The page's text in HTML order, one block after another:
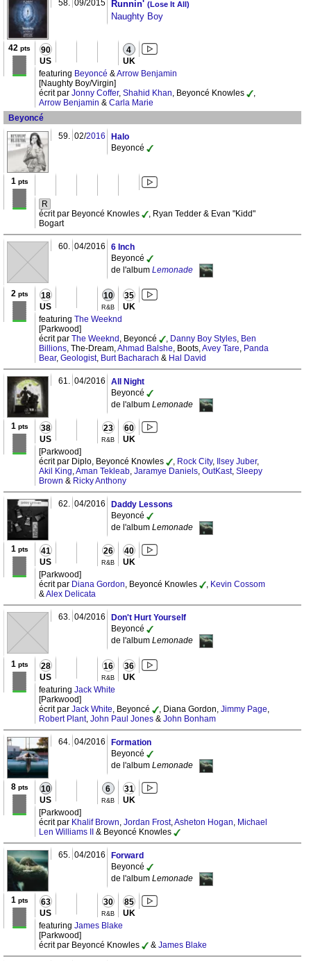
58. 09/2015 Runnin' (Lose It All)
Naughty Boy
42 pts 90
US
4
UK
featuring Beyoncé &Arrow Benjamin
[Naughty Boy/Virgin]
écrit par Jonny Coffer, Shahid Khan, Beyoncé Knowles
,
Arrow Benjamin & Carla Marie
Beyoncé
59. 02/2016
Halo
Beyoncé
1pts
R
écrit par Beyoncé Knowles
, Ryan Tedder & Evan "Kidd"
Bogart
60. 04/2016
6 Inch
Beyoncé
de l'album Lemonade
2pts 18
US
10
R&B
35
UK
featuring The Weeknd
[Parkwood]
écrit par The Weeknd , Beyoncé , Danny Boy Styles, Ben
Billions, The-Dream,Ahmad Balshe, Boots,Avey Tare, Panda
Bear, Geologist, Burt Bacharach & Hal David
61. 04/2016
All Night
Beyoncé
de l'album Lemonade
1pts 38
US
23
R&B
60
UK
[Parkwood]
écrit par Diplo, Beyoncé Knowles
, Rock City, Ilsey Juber,
Akil King,Aman Tekleab, Jaramye Daniels, OutKast, Sleepy
Brown & Ricky Anthony
62. 04/2016
Daddy Lessons
Beyoncé
de l'album Lemonade
1pts 41
US
26
R&B
40
UK
[Parkwood]
écrit par Diana Gordon, Beyoncé Knowles , Kevin Cossom
&Alex Delicata
63. 04/2016
Don't Hurt Yourself
Beyoncé
de l'album Lemonade
1pts 28
US
16
R&B
36
UK
featuring Jack White
[Parkwood]
écrit par Jack White, Beyoncé , Diana Gordon, Jimmy Page,
Robert Plant, John Paul Jones & John Bonham
64. 04/2016
Formation
Beyoncé
de l'album Lemonade
8pts 10
US
6
R&B
31
UK
[Parkwood]
écrit par Khalif Brown, Jordan Frost,Asheton Hogan, Michael
Len Williams II
& Beyoncé Knowles
65. 04/2016
Forward
Beyoncé
de l'album Lemonade
1pts 63
US
30
R&B
85
UK
featuring James Blake
[Parkwood]
écrit par Beyoncé Knowles
& James Blake